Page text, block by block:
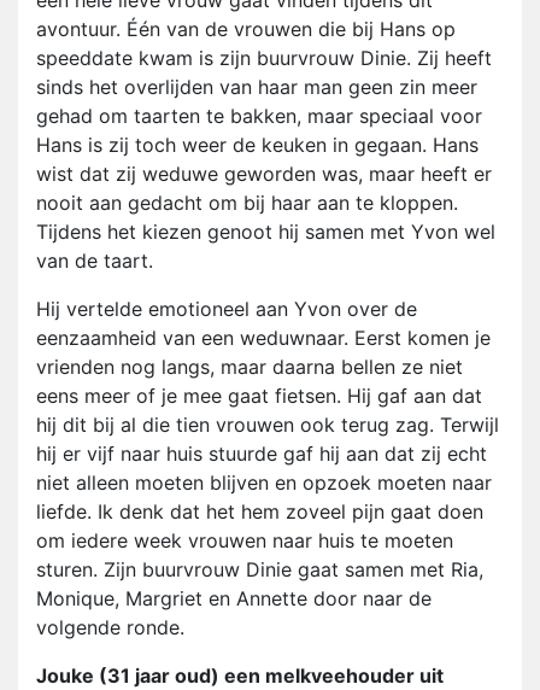
avontuur. Één van de vrouwen die bij Hans op
speeddate kwam is zijn buurvrouw Dinie. Zij heeft
sinds het overlijden van haar man geen zin meer
gehad om taarten te bakken, maar speciaal voor
Hans is zij toch weer de keuken in gegaan. Hans
wist dat zij weduwe geworden was, maar heeft er
nooit aan gedacht om bij haar aan te kloppen.
Tijdens het kiezen genoot hij samen met Yvon wel
van de taart.
Hij vertelde emotioneel aan Yvon over de
eenzaamheid van een weduwnaar. Eerst komen je
vrienden nog langs, maar daarna bellen ze niet
eens meer of je mee gaat fietsen. Hij gaf aan dat
hij dit bij al die tien vrouwen ook terug zag. Terwijl
hij er vijf naar huis stuurde gaf hij aan dat zij echt
niet alleen moeten blijven en opzoek moeten naar
liefde. Ik denk dat het hem zoveel pijn gaat doen
om iedere week vrouwen naar huis te moeten
sturen. Zijn buurvrouw Dinie gaat samen met Ria,
Monique, Margriet en Annette door naar de
volgende ronde.
Jouke (31 jaar oud) een melkveehouder uit